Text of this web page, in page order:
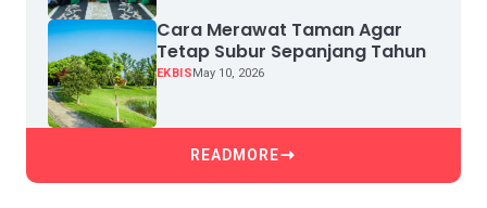
Cara Merawat Taman Agar
Tetap Subur Sepanjang Tahun
EKBISMay 10, 2026
READMORE